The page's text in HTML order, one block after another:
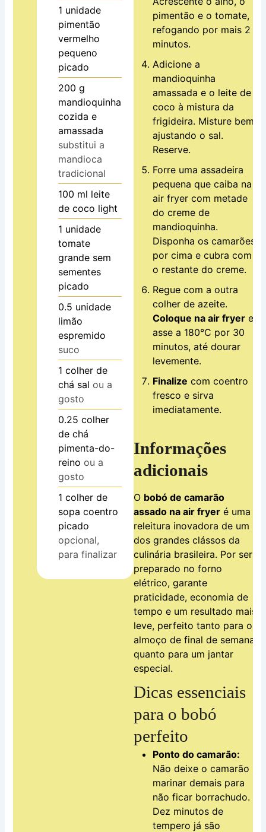
1 unidade
pimentão
vermelho
pequeno
picado
200 g
mandioquinha
cozida e
amassada
substitui a
mandioca
tradicional
100 ml leite
de coco light
1 unidade
tomate
grande sem
sementes
picado
0.5 unidade
limão
espremido
suco
1 colher de
chá sal ou a
gosto
0.25 colher
de chá
pimenta-do-
reino ou a
gosto
1 colher de
sopa coentro
picado
opcional,
para finalizar
pimentão e o tomate,
refogando por mais 2
minutos.
Adicione a
mandioquinha
amassada e o leite de
coco à mistura da
frigideira. Misture bem,
ajustando o sal.
Reserve.
Forre uma assadeira
pequena que caiba na
air fryer com metade
do creme de
mandioquinha.
Disponha os camarões
por cima e cubra com
o restante do creme.
Regue com a outra
colher de azeite.
Coloque na air fryer e
asse a 180°C por 30
minutos, até dourar
levemente.
Finalize com coentro
fresco e sirva
imediatamente.
Informações
adicionais
O bobó de camarão
assado na air fryer é uma
releitura inovadora de um
dos grandes clássos da
culinária brasileira. Por ser
preparado no forno
elétrico, garante
praticidade, economia de
tempo e um resultado mais
leve, perfeito tanto para o
almoço de final de semana
quanto para um jantar
especial.
Dicas essenciais
para o bobó
perfeito
Ponto do camarão:
Não deixe o camarão
marinar demais para
não ficar borrachudo.
Dez minutos de
tempero já são